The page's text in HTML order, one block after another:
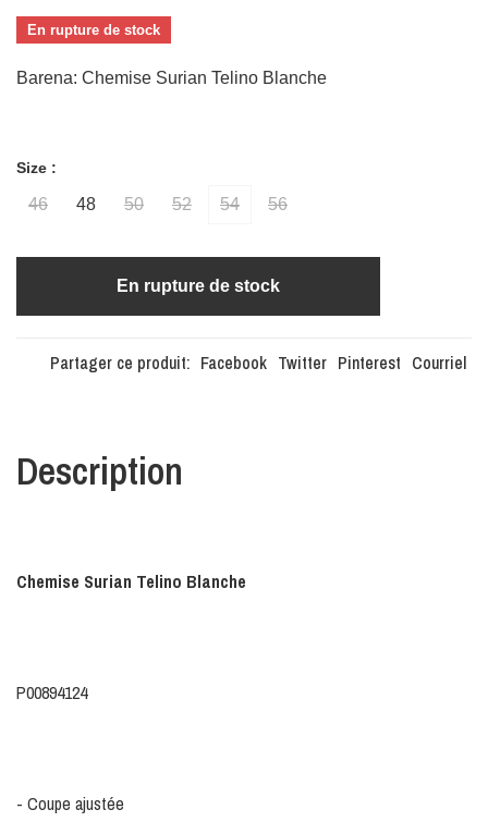
En rupture de stock
Barena: Chemise Surian Telino Blanche
Size :
46 48 50 52 54 56
En rupture de stock
Partager ce produit: Facebook Twitter Pinterest Courriel
Description
Chemise Surian Telino Blanche
P00894124
- Coupe ajustée